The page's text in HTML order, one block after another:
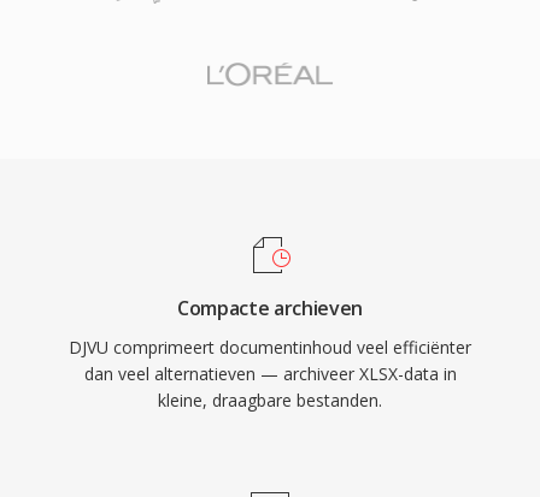
Compacte archieven
DJVU comprimeert documentinhoud veel efficiënter
dan veel alternatieven — archiveer XLSX-data in
kleine, draagbare bestanden.